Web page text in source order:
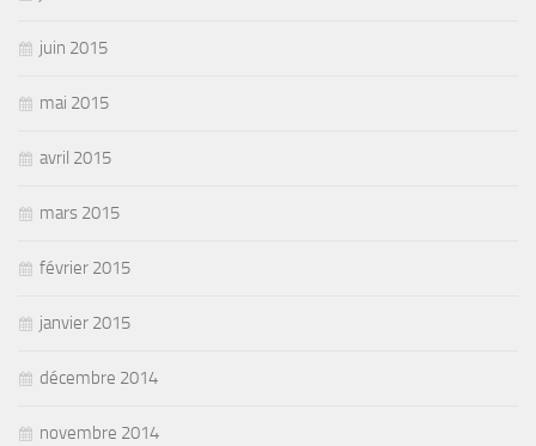
juin 2015
mai 2015
avril 2015
mars 2015
février 2015
janvier 2015
décembre 2014
novembre 2014